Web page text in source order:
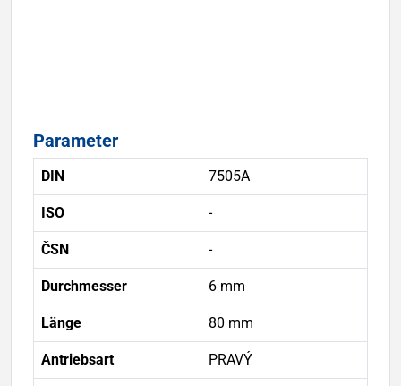
Parameter
DIN 7505A
ISO -
ČSN -
Durchmesser 6 mm
Länge 80 mm
Antriebsart PRAVÝ